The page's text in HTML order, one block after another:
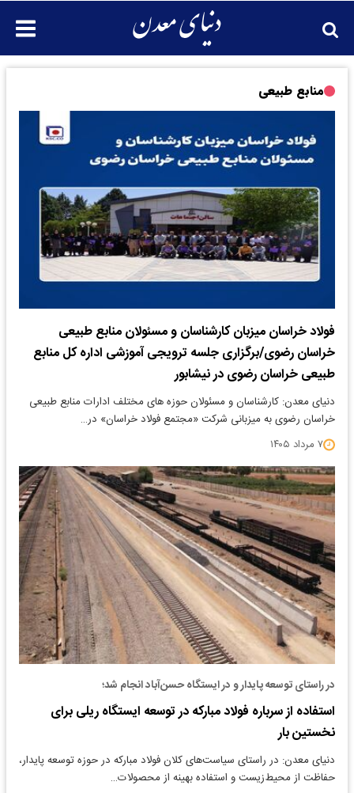
منابع طبیعی
فولاد خراسان میزبان کارشناسان و مسئولان منابع طبیعی
خراسان رضوی/برگزاری جلسه ترویجی آموزشی اداره کل منابع
طبیعی خراسان رضوی در نیشابور
دنیای معدن: کارشناسان و مسئولان حوزه های مختلف ادارات منابع طبیعی
خراسان رضوی به میزبانی شرکت «مجتمع فولاد خراسان» در…
۷ مرداد ۱۴۰۵
در راستای توسعه پایدار و در ایستگاه حسن‌آباد انجام شد؛
استفاده از سرباره فولاد مبارکه در توسعه ایستگاه ریلی برای
نخستین بار
دنیای معدن: در راستای سیاست‌های کلان فولاد مبارکه در حوزه توسعه پایدار،
حفاظت از محیط‌زیست و استفاده بهینه از محصولات…